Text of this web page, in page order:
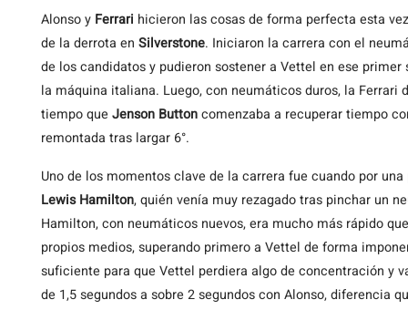
Alonso y Ferrari hicieron las cosas de forma perfecta esta
de la derrota en Silverstone. Iniciaron la carrera con el
de los candidatos y pudieron sostener a Vettel en ese
la máquina italiana. Luego, con neumáticos duros, la
tiempo que Jenson Buttoncomenzaba a recuperar tiempo
remontada tras largar 6°.
Uno de los momentos clave de la carrera fue cuando por
Lewis Hamilton, quién venía muy rezagado tras pinchar un
Hamilton, con neumáticos nuevos, era mucho más rápido
propios medios, superando primero a Vettel de forma
suficiente para que Vettel perdiera algo de concentración y
de 1,5 segundos a sobre 2 segundos con Alonso, diferencia